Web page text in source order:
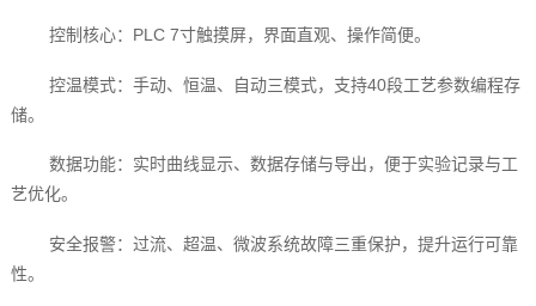
控制核心：PLC 7寸触摸屏，界面直观、操作简便。
控温模式：手动、恒温、自动三模式，支持40段工艺参数编程存
储。
数据功能：实时曲线显示、数据存储与导出，便于实验记录与工
艺优化。
安全报警：过流、超温、微波系统故障三重保护，提升运行可靠
性。